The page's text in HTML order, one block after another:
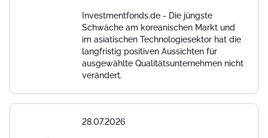
Investmentfonds.de - Die jüngste
Schwäche am koreanischen Markt und
im asiatischen Technologiesektor hat die
langfristig positiven Aussichten für
ausgewählte Qualitätsunternehmen nicht
verändert.
28.07.2026